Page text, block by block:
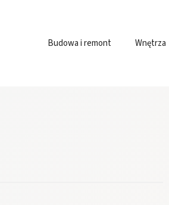
Budowa i remont Wnętrza